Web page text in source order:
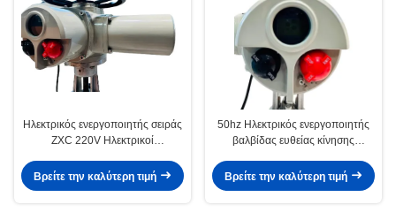
Ηλεκτρικός ενεργοποιητής σειράς
ZXC 220V Ηλεκτρικοί
βιομηχανικής χρήσης
Βρείτε την καλύτερη τιμή
50hz Ηλεκτρικός ενεργοποιητής
βαλβίδας ευθείας κίνησης
Βρείτε την καλύτερη τιμή